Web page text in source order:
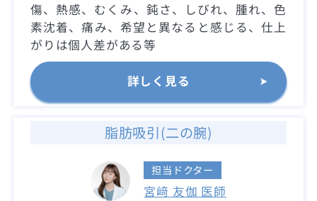
傷、熱感、むくみ、鈍さ、しびれ、腫れ、色
素沈着、痛み、希望と異なると感じる、仕上
がりは個人差がある等
詳しく見る
脂肪吸引(二の腕)
担当ドクター
宮﨑 友伽 医師